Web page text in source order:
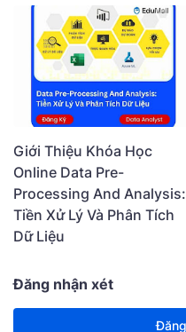
Giới Thiệu Khóa Học
Online Data Pre-
Processing And Analysis:
Tiền Xử Lý Và Phân Tích
Dữ Liệu
Đăng nhận xét